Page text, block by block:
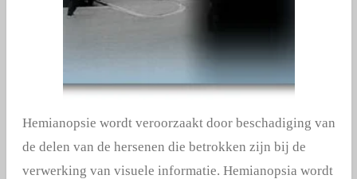
Hemianopsie wordt veroorzaakt door beschadiging van
de delen van de hersenen die betrokken zijn bij de
verwerking van visuele informatie. Hemianopsia wordt